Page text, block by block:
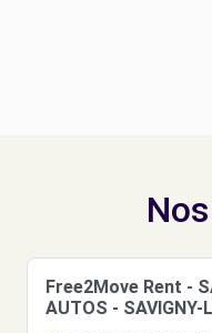
Free2Move Rent -
AUTOS - SAVIGNY-